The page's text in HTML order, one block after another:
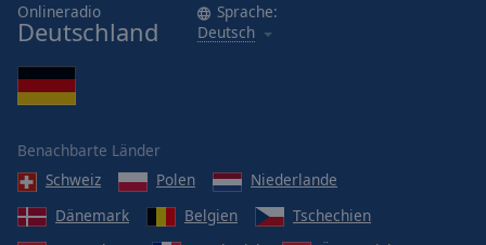
Onlineradio
Deutschland
Sprache:
Deutsch
Benachbarte Länder
Schweiz
Polen
Niederlande
Dänemark
Belgien
Tschechien